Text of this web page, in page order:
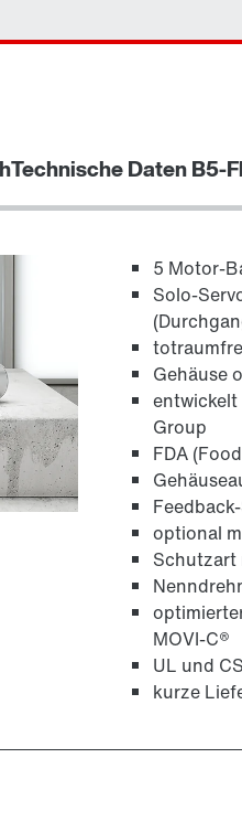
Technische Daten B5-
5 Motor-
Solo-
Gehäuse
entwickelt
Group
FDA
optional
Schutzart
MOVI-C®
UL und
kurze